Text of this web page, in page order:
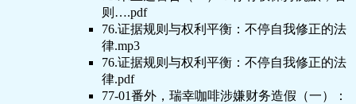
则….pdf
76.证据规则与权利平衡：不停自我修正的法
律.mp3
76.证据规则与权利平衡：不停自我修正的法
律.pdf
77-01番外，瑞幸咖啡涉嫌财务造假（一）：